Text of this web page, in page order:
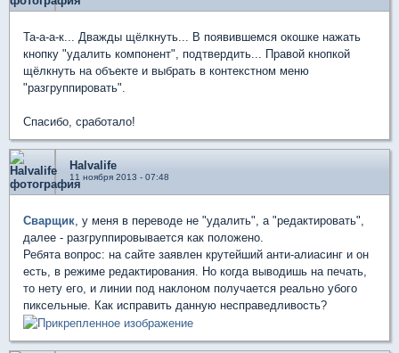
Та-а-а-к... Дважды щёлкнуть... В появившемся окошке нажать
кнопку "удалить компонент", подтвердить... Правой кнопкой
щёлкнуть на объекте и выбрать в контекстном меню
"разгруппировать".
Спасибо, сработало!
Halvalife
11 ноября 2013 - 07:48
Сварщик, у меня в переводе не "удалить", а "редактировать",
далее - разгруппировывается как положено.
Ребята вопрос: на сайте заявлен крутейший анти-алиасинг и он
есть, в режиме редактирования. Но когда выводишь на печать,
то нету его, и линии под наклоном получается реально убого
пиксельные. Как исправить данную несправедливость?